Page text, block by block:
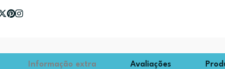
Informação extra Avaliações